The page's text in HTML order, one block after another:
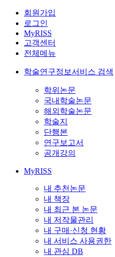
회원가입
로그인
MyRISS
고객센터
전체메뉴
학술연구정보서비스 검색
학위논문
국내학술논문
해외학술논문
학술지
단행본
연구보고서
공개강의
MyRISS
내 추천논문
내 책장
내 최근 본 논문
내 저작물관리
내 구매·신청 현황
내 서비스 사용권한
내 관심 DB